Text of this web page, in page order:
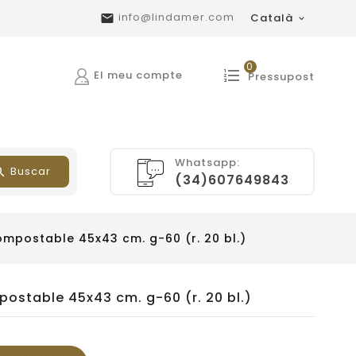
Català 
 info@lindamer.com
Pressupost
0
El meu compte
Whatsapp:
(34)607649843
Buscar
45x43 cm. g-60 (r. 20 bl.)
45x43 cm. g-60 (r. 20 bl.)